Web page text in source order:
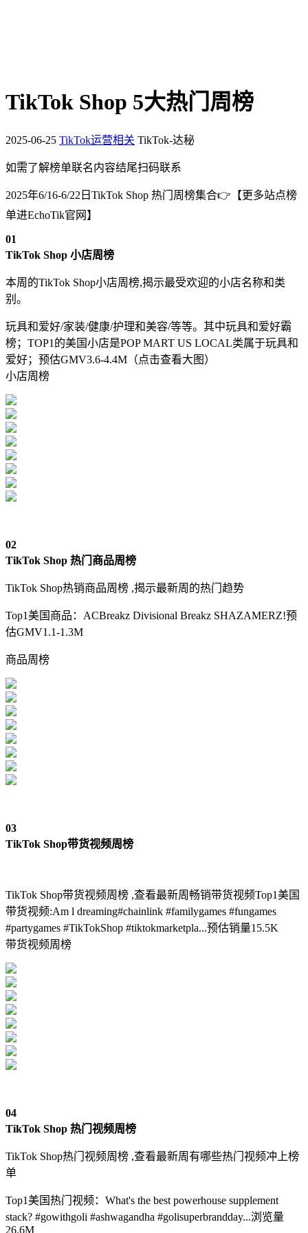
TikTok Shop 5大热门周榜
2025-06-25 TikTok运营相关 TikTok-达秘
如需了解榜单联名内容结尾扫码联系
2025年6/16-6/22日TikTok Shop 热门周榜集合👉【更多站点榜
单进EchoTik官网】
01
TikTok Shop 小店周榜
本周的TikTok Shop小店周榜,揭示最受欢迎的小店名称和类
别。
玩具和爱好/家装/健康/护理和美容/等等。其中玩具和爱好霸
榜；TOP1的美国小店是POP MART US LOCAL类属于玩具和
爱好；预估GMV3.6-4.4M（点击查看大图）
小店周榜
02
TikTok Shop 热门商品周榜
TikTok Shop热销商品周榜 ,揭示最新周的热门趋势
Top1美国商品：ACBreakz Divisional Breakz SHAZAMERZ!预
估GMV1.1-1.3M
商品周榜
03
TikTok Shop带货视频周榜
TikTok Shop带货视频周榜 ,查看最新周畅销带货视频Top1美国
带货视频:Am l dreaming#chainlink #familygames #fungames
#partygames #TikTokShop #tiktokmarketpla...预估销量15.5K
带货视频周榜
04
TikTok Shop 热门视频周榜
TikTok Shop热门视频周榜 ,查看最新周有哪些热门视频冲上榜
单
Top1美国热门视频：What's the best powerhouse supplement
stack? #gowithgoli #ashwagandha #golisuperbrandday...浏览量
26.6M